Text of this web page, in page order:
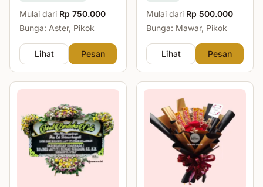
Mulai dari Rp 750.000
Bunga: Aster, Pikok
Lihat Pesan
Mulai dari Rp 500.000
Bunga: Mawar, Pikok
Lihat Pesan